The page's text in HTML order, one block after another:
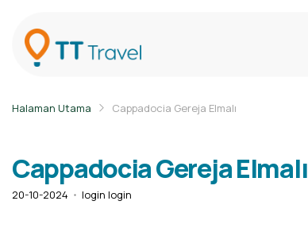
Halaman Utama Cappadocia Gereja Elmalı
Cappadocia Gereja Elmalı
20-10-2024 login login